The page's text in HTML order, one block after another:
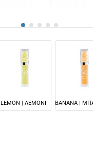
LEMON | ΛΕΜΟΝΙ BANANA |